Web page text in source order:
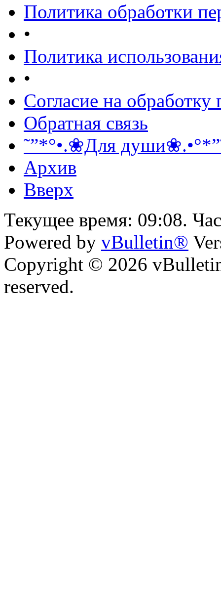
Политика обработки
•
Политика
•
Согласие на
Обратная связь
˜”*°•.❀Для
Архив
Вверх
Текущее время: 09:08.
Powered by vBulletin®
Copyright © 2026
reserved.